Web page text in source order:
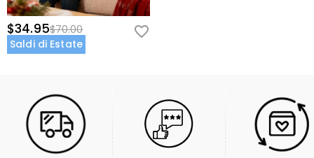
$34.95$70.00
Saldi di Estate